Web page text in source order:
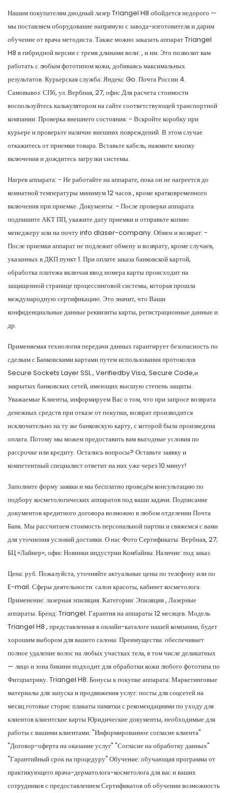
Нашим покупателям диодный лазер Triangel H8 обойдется недорого —
мы поставляем оборудование напрямую с завода-изготовителя и дарим
обучение от врача методиста. Также можно заказать аппарат Triangel
H8 в гибридной версии с тремя длинами волн: , и нм. Это позволит вам
работать с любым фототипом кожи, добиваясь максимальных
результатов. Курьерская служба: Яндекс Go. Почта России 4.
Самовывоз: СПб, ул. Вербная, 27, офис Для расчета стоимости
воспользуйтесь калькулятором на сайте соответствующей транспортной
компании. Проверка внешнего состояния: - Вскройте коробку при
курьере и проверьте наличие внешних повреждений. В этом случае
откажитесь от приемки товара. Вставьте кабель, нажмите кнопку
включения и дождитесь загрузки системы.
Нагрев аппарата: - Не работайте на аппарате, пока он не нагреется до
комнатной температуры минимум 12 часов , кроме кратковременного
включения при приемке. Документы: - После проверки аппарата
подпишите АКТ ПП, укажите дату приемки и отправьте копию
менеджеру или на почту info dlaser-company. Обмен и возврат: -
После приемки аппарат не подлежит обмену и возврату, кроме случаев,
указанных в ДКП пункт 1. При оплате заказа банковской картой,
обработка платежа включая ввод номера карты происходит на
защищенной странице процессинговой системы, которая прошла
международную сертификацию. Это значит, что Ваши
конфиденциальные данные реквизиты карты, регистрационные данные и
др.
Применяемая технология передачи данных гарантирует безопасность по
сделкам с Банковскими картами путем использования протоколов
Secure Sockets Layer SSL , Verifiedby Visa, Secure Code,и
закрытых банковских сетей, имеющих высшую степень защиты.
Уважаемые Клиенты, информируем Вас о том, что при запросе возврата
денежных средств при отказе от покупки, возврат производится
исключительно на ту же банковскую карту, с которой была произведена
оплата. Потому мы можем предоставить вам выгодные условия по
рассрочке или кредиту. Остались вопросы? Оставьте заявку и
компетентный специалист ответит на них уже через 10 минут!
Заполните форму заявки и мы бесплатно проведём консультацию по
подбору косметологических аппаратов под ваши задачи. Подписание
документов кредитного договора возможно в любом отделении Почта
Банк. Мы рассчитаем стоимость персональной партии и свяжемся с вами
для уточнения условий доставки. О нас Фото Сертификаты. Вербная, 27;
БЦ «Лайнер», офис Новинки индустрии Комбайны. Наличие: под заказ.
Цена: руб. Пожалуйста, уточняйте актуальные цены по телефону или по
E-mail. Сферы деятельности: салон красоты, кабинет косметолога.
Применение: лазерная эпиляция. Категории: Эпиляция , Лазерные
аппараты. Бренд: Triangel. Гарантия на аппараты 12 месяцев. Модель
Triangel H8 , представленная в онлайн-каталоге нашей компании, будет
хорошим выбором для вашего салона: Преимущества: обеспечивает
полное удаление волос на любых участках тела, в том числе деликатных
— лицо и зона бикини подходит для обработки кожи любого фототипа по
Фитцпатрику. Triangel H8. Бонусы к покупке аппарата: Маркетинговые
материалы для запуска и продвижения услуг: посты для соцсетей на
месяц готовые сторис плакаты памятки с рекомендациями по уходу для
клиентов клиентские карты Юридические документы, необходимые для
работы с вашими клиентами: "Информированное согласие клиента"
"Договор-оферта на оказание услуг" "Согласие на обработку данных"
"Гарантийный срок на процедуру" Обучение: обучающая программа от
практикующего врача-дерматолога-косметолога для вас и ваших
сотрудников с предоставлением Сертификатов об обучении возможность